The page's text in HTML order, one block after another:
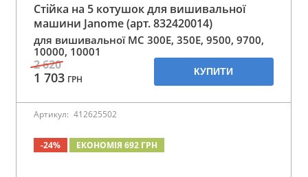
Стійка на 5 котушок для вишивальної
машини Janome (арт. 832420014)
для вишивальної MC 300E, 350E, 9500, 9700,
10000, 10001
2 620
1 703 ГРН
КУПИТИ
Артикул: 412625502
-24% ЕКОНОМІЯ 692 ГРН